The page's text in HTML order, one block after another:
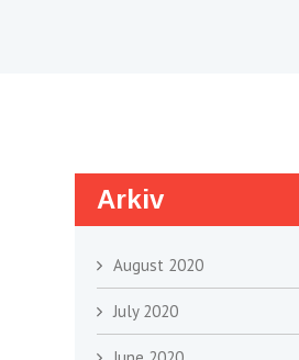
Arkiv
August 2020
July 2020